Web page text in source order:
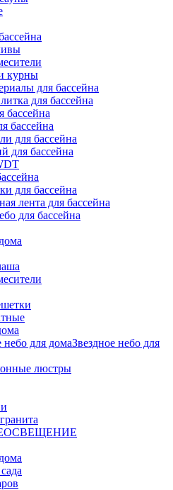
курны
для бассейна
для бассейна
бассейна
бассейна
для бассейна
для бассейна
для бассейна
лента для бассейна
для бассейна
Звездное небо для
люстры
ОСВЕЩЕНИЕ